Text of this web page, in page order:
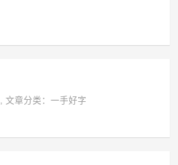
,文章分类：一手好字